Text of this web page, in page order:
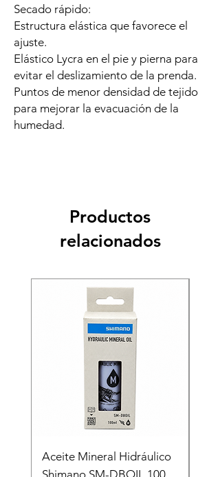
Secado rápido:
Estructura elástica que favorece el
ajuste.
Elástico Lycra en el pie y pierna para
evitar el deslizamiento de la prenda.
Puntos de menor densidad de tejido
para mejorar la evacuación de la
humedad.
Productos
relacionados
Aceite Mineral Hidráulico
Shimano SM-DBOIL 100